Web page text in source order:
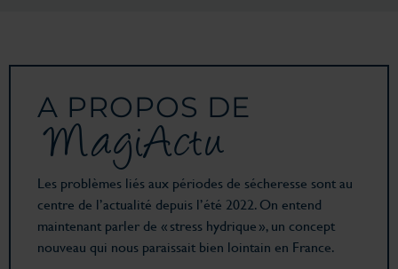
A PROPOS DE
MagiActu
Les problèmes liés aux périodes de sécheresse sont au
centre de l’actualité depuis l’été 2022. On entend
maintenant parler de « stress hydrique », un concept
nouveau qui nous paraissait bien lointain en France.